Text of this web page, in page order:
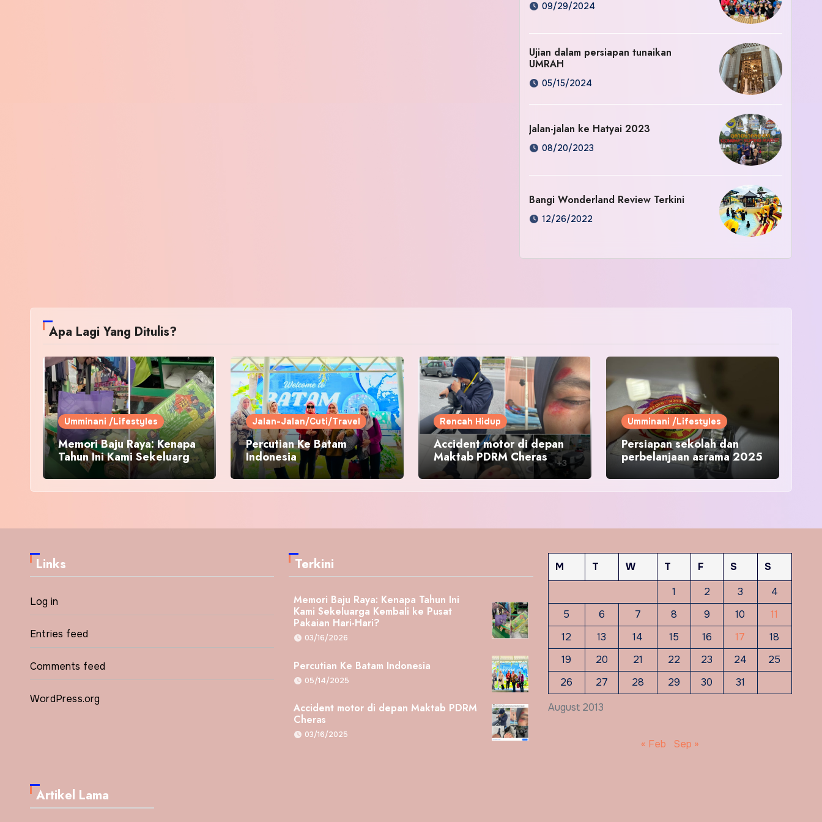
09/29/2024
Ujian dalam persiapan tunaikan
UMRAH
05/15/2024
Jalan-jalan ke Hatyai 2023
08/20/2023
Bangi Wonderland Review Terkini
12/26/2022
Apa Lagi Yang Ditulis?
Umminani /Lifestyles
Memori Baju Raya: Kenapa
Tahun Ini Kami Sekeluarga
Kembali ke Pusat Pakaian
Hari-Hari?
Jalan-Jalan/Cuti/Travel
Percutian Ke Batam
Indonesia
Rencah Hidup
Accident motor di depan
Maktab PDRM Cheras
Umminani /Lifestyles
Persiapan sekolah dan
perbelanjaan asrama 2025
Links
Log in
Entries feed
Comments feed
WordPress.org
Terkini
Memori Baju Raya: Kenapa Tahun Ini
Kami Sekeluarga Kembali ke Pusat
Pakaian Hari-Hari?
03/16/2026
Percutian Ke Batam Indonesia
05/14/2025
Accident motor di depan Maktab PDRM
Cheras
03/16/2025
August 2013
M T W T F S
S
1
2 3
4
5
6 7 8 9 10
11
12
13 14 15 16 17
18
19
20 21 22 23 24
25
26
27 28 29 30 31
« Feb Sep »
Artikel Lama